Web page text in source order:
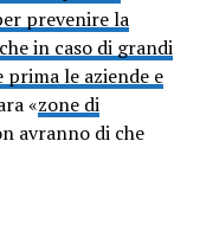
prevenire la
in caso di grandi
le aziende e
«zone di
avranno di che